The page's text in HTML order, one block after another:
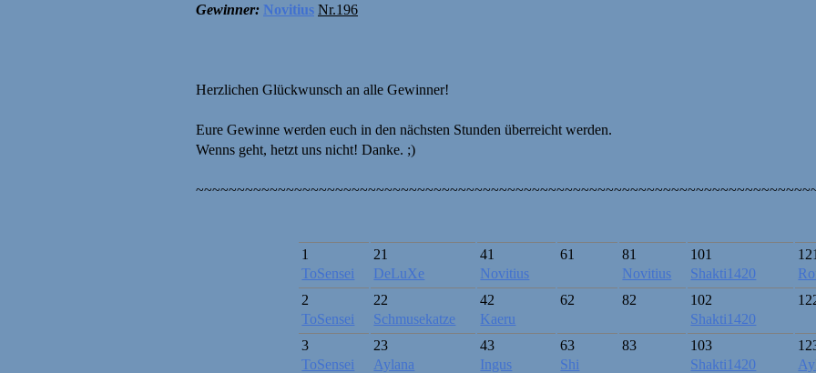
Gewinner: Novitius Nr.196
Herzlichen Glückwunsch an alle Gewinner!
Eure Gewinne werden euch in den nächsten Stunden überreicht werden.
Wenns geht, hetzt uns nicht! Danke. ;)
1
ToSensei
21
DeLuXe
41
Novitius
61
81
Novitius
101
Shakti1420
121
2
ToSensei
22
Schmusekatze
42
Kaeru
62 82
102
Shakti1420
3
ToSensei
23
Aylana
43
Ingus
63
Shi
83
103
Shakti1420